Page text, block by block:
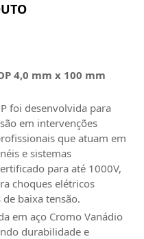
4,0 mm x 100 mm
foi desenvolvida para
em intervenções
que atuam em
e sistemas
para até 1000V,
choques elétricos
baixa tensão.
em aço Cromo Vanádio
durabilidade e